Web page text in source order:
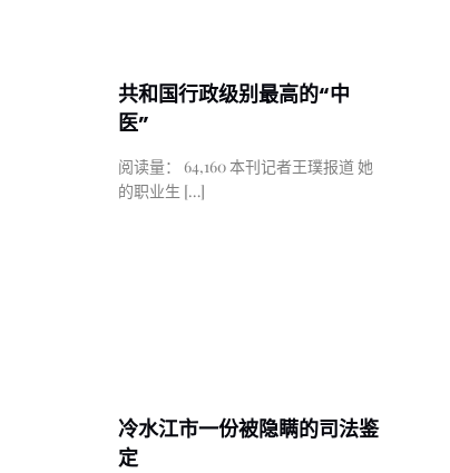
共和国行政级别最高的“中
医”
阅读量： 64,160 本刊记者王璞报道 她
的职业生 […]
冷水江市一份被隐瞒的司法鉴
定